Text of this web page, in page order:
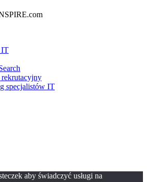
IT
specjalistów IT
aby świadczyć usługi na